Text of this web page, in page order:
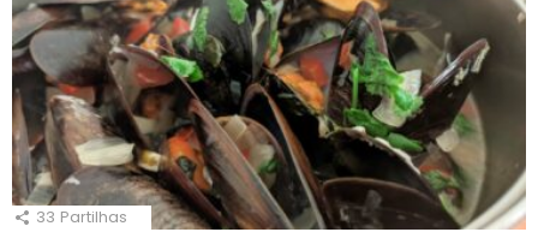
33 Partilhas